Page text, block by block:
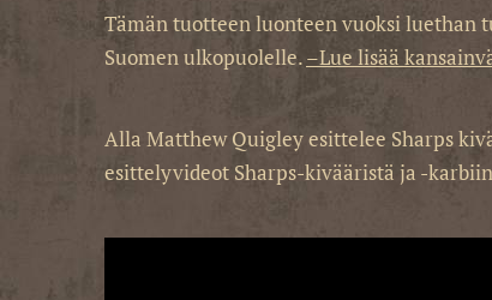
Tämän tuotteen luonteen vuoksi luethan
Suomen ulkopuolelle.–Lue lisää
Alla Matthew Quigley esittelee Sharps
esittelyvideot Sharps-kivääristä ja -